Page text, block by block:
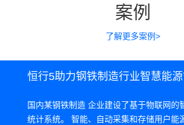
案例
了解更多案例>
恒行5助力钢铁制造行业智慧能
国内某钢铁制造 企业建设了基于物联网的
统计系统。 智能、自动采集和存储用户能